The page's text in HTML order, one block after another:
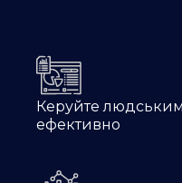
Керуйте
ефективно